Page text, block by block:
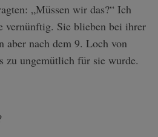
„Müssen wir das?“ Ich
vernünftig. Sie blieben bei ihrer
aber nach dem 9. Loch von
zu ungemütlich für sie wurde.